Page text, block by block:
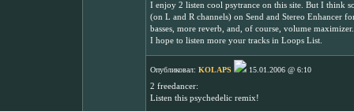
I enjoy 2 listen cool psytrance on this site. But I think
(on L and R channels) on Send and Stereo Enhancer
basses, more reverb, and, of course, volume
I hope to listen more your tracks in Loops List.
Опубликовал: KOLAPS
15.01.2006 @ 6:10
2 freedancer:
Listen this psychedelic remix!